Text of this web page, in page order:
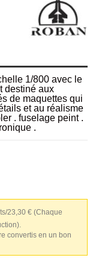
1/800 avec le
destiné aux
de maquettes qui
et au réalisme
. fuselage peint .
.
23,30 € (Chaque
convertis en un bon